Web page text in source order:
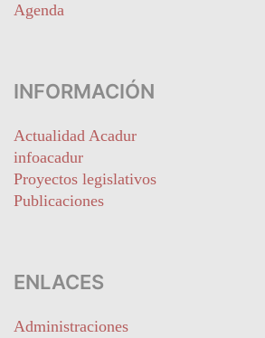
Agenda
INFORMACIÓN
Actualidad Acadur
infoacadur
Proyectos legislativos
Publicaciones
ENLACES
Administraciones